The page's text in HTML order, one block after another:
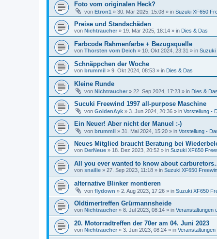
Foto vom originalen Heck?
von Etron1 » 30. Mär 2025, 15:08 » in Suzuki XF650
Preise und Standschäden
von Nichtraucher » 19. Mär 2025, 18:14 » in Dies & Das
Farbcode Rahmenfarbe + Bezugsquelle
von Thorsten vom Deich » 10. Okt 2024, 23:31 » in Suzuki
Schnäppchen der Woche
von brummil » 9. Okt 2024, 08:53 » in Dies & Das
Kleine Runde
von Nichtraucher » 22. Sep 2024, 17:23 » in Dies & Das
Sucuki Freewind 1997 all-purpose Maschine
von GoldenAyk » 3. Jun 2024, 20:36 » in Vorstellung -
Ein Neuer! Aber nicht der Manuel :-)
von brummil » 31. Mai 2024, 15:20 » in Vorstellung -
Neues Mitglied braucht Beratung bei
von DerNeue » 18. Dez 2023, 20:52 » in Suzuki XF650
All you ever wanted to know about
von snailie » 27. Sep 2023, 11:18 » in Suzuki XF650
alternative Blinker montieren
von flydown » 2. Aug 2023, 17:26 » in Suzuki XF650
Oldtimertreffen Grürmannsheide
von Nichtraucher » 8. Jul 2023, 08:14 » in Veranstaltungen
20. Motorradtreffen der 70er am 04. Juni 2023
von Nichtraucher » 3. Jun 2023, 08:24 » in Veranstaltungen